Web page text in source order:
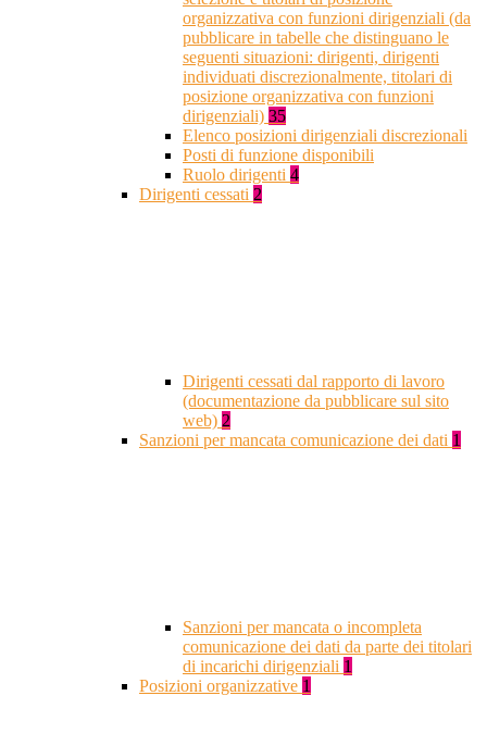
organizzativa con funzioni dirigenziali (da
pubblicare in tabelle che distinguano le
seguenti situazioni: dirigenti, dirigenti
individuati discrezionalmente, titolari di
posizione organizzativa con funzioni
dirigenziali) 35
Elenco posizioni dirigenziali discrezionali
Posti di funzione disponibili
Ruolo dirigenti 4
Dirigenti cessati 2
Dirigenti cessati dal rapporto di lavoro
(documentazione da pubblicare sul sito
web) 2
Sanzioni per mancata comunicazione dei dati 1
Sanzioni per mancata o incompleta
comunicazione dei dati da parte dei titolari
di incarichi dirigenziali 1
Posizioni organizzative 1